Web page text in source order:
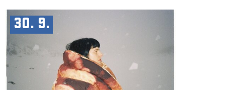
30. 9.